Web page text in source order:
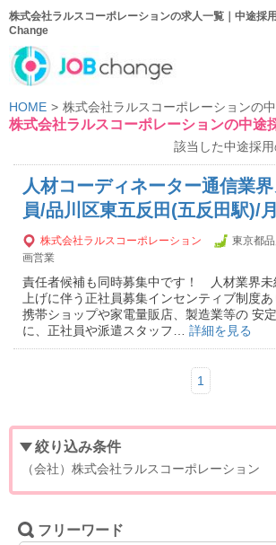
株式会社ラルスコーポレーションの求人一覧｜中途採
Change
HOME 株式会社ラルスコーポレーションの
株式会社ラルスコーポレーションの中途
該当した中途採
人材コーディネーター通信業
員/品川区東五反田(五反田駅)/
株式会社ラルスコーポレーション 東京都
画営業
責任者候補も同時募集中です！ 人材業界
上げに伴う正社員募集インセンティブ制度あ
携帯ショップや家電量販店、製造業等の 安
に、正社員や派遣スタッフ… 詳細を見る
1
絞り込み条件
（会社）株式会社ラルスコーポレーション
フリーワード